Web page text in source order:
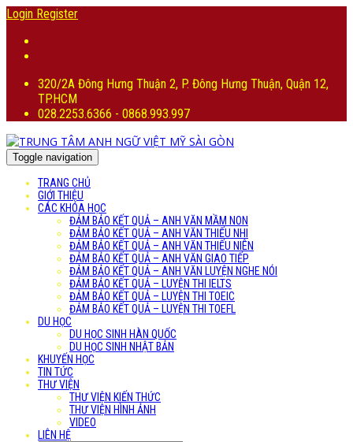
Login Register
320/2A Đông Hưng Thuận 2, P. Đông Hưng Thuận, Quận 12,
TP.HCM
028.2253.6366 - 0868.993.997
Toggle navigation
TRANG CHỦ
GIỚI THIỆU
CÁC KHÓA HỌC
ĐẢM BẢO KẾT QUẢ – ANH VĂN MẦM NON
ĐẢM BẢO KẾT QUẢ – ANH VĂN THIẾU NHI
ĐẢM BẢO KẾT QUẢ – ANH VĂN THIẾU NIÊN
ĐẢM BẢO KẾT QUẢ – ANH VĂN GIAO TIẾP
ĐẢM BẢO KẾT QUẢ – ANH VĂN LUYỆN NGHE NÓI
ĐẢM BẢO KẾT QUẢ – LUYỆN THI IELTS
ĐẢM BẢO KẾT QUẢ – LUYỆN THI TOEIC
ĐẢM BẢO KẾT QUẢ – LUYỆN THI TOEFL
DU HỌC
DU HỌC SINH HÀN QUỐC
DU HỌC SINH NHẬT BẢN
KHUYẾN HỌC
TIN TỨC
THƯ VIỆN
THƯ VIỆN KIẾN THỨC
THƯ VIỆN HÌNH ẢNH
VIDEO
LIÊN HỆ